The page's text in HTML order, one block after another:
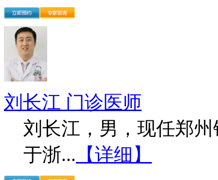
刘长江 门诊医师
刘长江，男，现任郑
于浙... 【详细】